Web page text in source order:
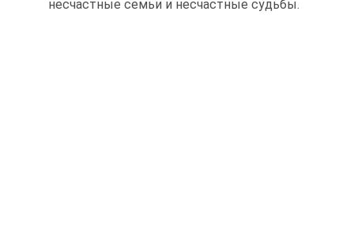
несчастные семьи и несчастные судьбы.